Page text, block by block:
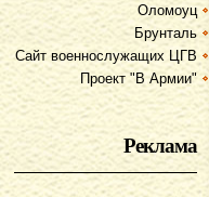
Оломоуц
Брунталь
Сайт военнослужащих ЦГВ
Проект "В Армии"
Реклама